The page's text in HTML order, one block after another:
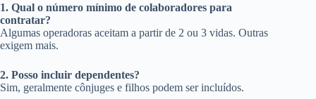
1. Qual o número mínimo de colaboradores para
contratar?
Algumas operadoras aceitam a partir de 2 ou 3 vidas. Outras
exigem mais.
2. Posso incluir dependentes?
Sim, geralmente cônjuges e filhos podem ser incluídos.